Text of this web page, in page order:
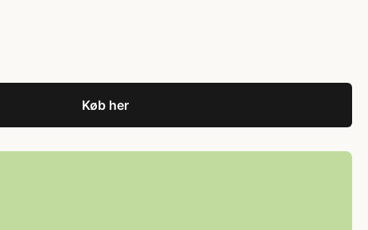
Køb her